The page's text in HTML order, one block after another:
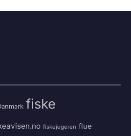
fiske
fiskejegeren flue